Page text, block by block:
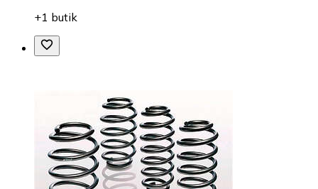
+1 butik